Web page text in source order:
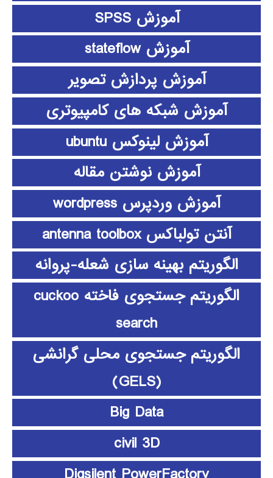
آموزش SPSS
آموزش stateflow
آموزش پردازش تصویر
آموزش شبکه های کامپیوتری
آموزش لینوکس ubuntu
آموزش نوشتن مقاله
آموزش وردپرس wordpress
آنتن تولباکس antenna toolbox
الگوریتم بهینه سازی شعله-پروانه
الگوریتم جستجوی فاخته cuckoo
search
الگوریتم جستجوی محلی گرانشی
(GELS)
Big Data
civil 3D